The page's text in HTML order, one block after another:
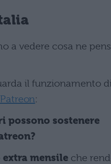
a vedere cosa ne
il funzionamento
:
possono sostenere
mensile che